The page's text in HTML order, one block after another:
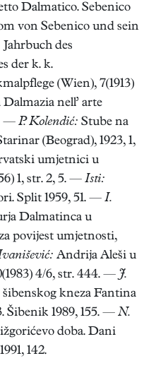
Dalmatico. Sebenico
von Sebenico und sein
des
der k. k.
(Wien), 7(1913)
nell’ arte
— P. Kolendić: Stube na
(Beograd), 1923, 1,
umjetnici u
1, str. 2, 5. — Isti:
Split 1959, 51. — I.
Dalmatinca u
povijest umjetnosti,
Andrija Aleši u
4/6, str. 444. — J.
kneza Fantina
Šibenik 1989, 155. — N.
doba. Dani
142.